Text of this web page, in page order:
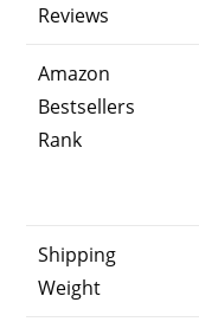
Reviews
Amazon
Bestsellers
Rank
Shipping
Weight